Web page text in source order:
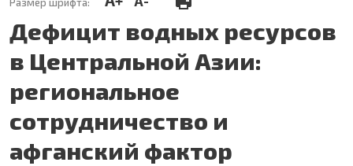
Размер шрифта:
Дефицит водных ресурсов
в Центральной Азии:
региональное
сотрудничество и
афганский фактор